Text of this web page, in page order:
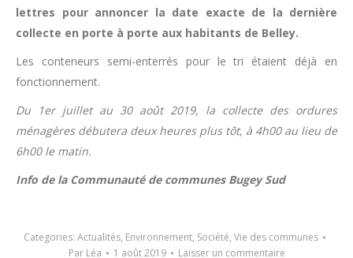
lettres pour annoncer la date exacte de la dernière
collecte en porte à porte aux habitants de Belley.
Les conteneurs semi-enterrés pour le tri étaient déjà en
fonctionnement.
Du 1er juillet au 30 août 2019, la collecte des ordures
ménagères débutera deux heures plus tôt, à 4h00 au lieu de
6h00 le matin.
Info de la Communauté de communes Bugey Sud
Categories: Actualités, Environnement, Société, Vie des communes
Par Léa 1 août 2019 Laisser un commentaire